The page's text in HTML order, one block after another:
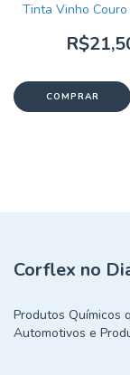
Tinta Vinho
Corflex no
Produtos Químicos
Automotivos e